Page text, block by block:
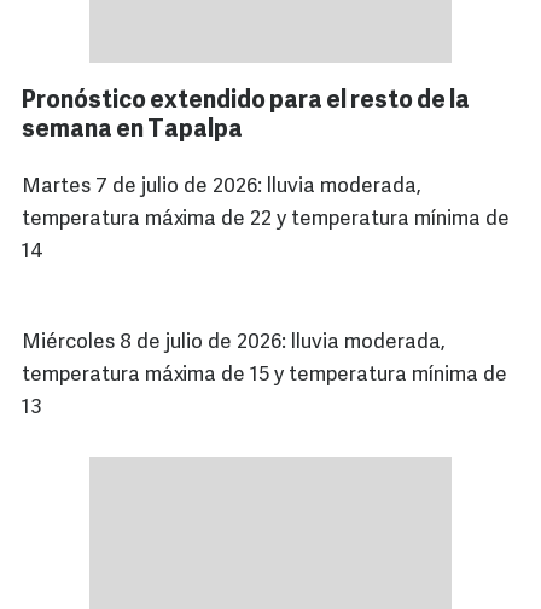
Pronóstico extendido para el resto de la
semana en Tapalpa
Martes 7 de julio de 2026: lluvia moderada,
temperatura máxima de 22 y temperatura mínima de
14
Miércoles 8 de julio de 2026: lluvia moderada,
temperatura máxima de 15 y temperatura mínima de
13